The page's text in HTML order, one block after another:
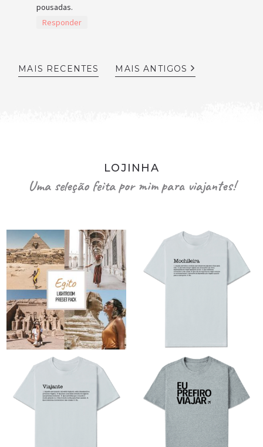
pousadas.
Responder
MAIS RECENTES MAIS ANTIGOS
LOJINHA
Uma seleção feita por mim para viajantes!
original
era:
R$89,90.
atual
R$79,90.